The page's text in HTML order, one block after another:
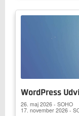
WordPress
26. maj 2026 - SOHO
17. november 2026 -